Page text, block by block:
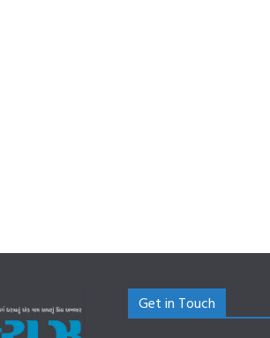
Get in Touch